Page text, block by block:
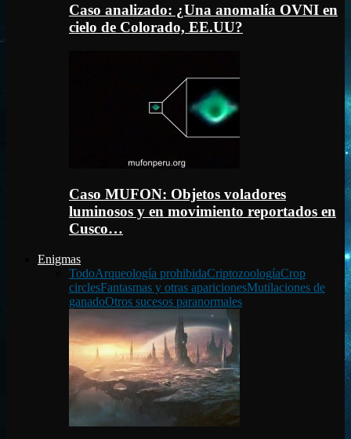
Caso analizado: ¿Una anomalía OVNI en
cielo de Colorado, EE.UU?
Caso MUFON: Objetos voladores
luminosos y en movimiento reportados en
Cusco…
Enigmas
TodoArqueología prohibidaCriptozoologíaCrop
circlesFantasmas y otras aparicionesMutilaciones de
ganadoOtros sucesos paranormales